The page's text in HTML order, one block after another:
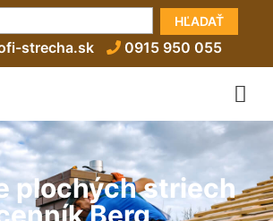
HĽADAŤ
strecha.sk 0915 950 055
plochých striech
Berg